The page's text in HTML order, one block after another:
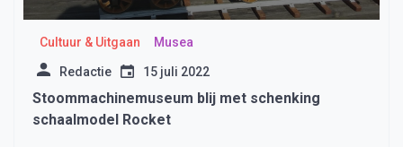
Cultuur & Uitgaan Musea
Redactie 15 juli 2022
Stoommachinemuseum blij met schenking
schaalmodel Rocket